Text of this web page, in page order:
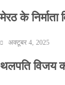
मेरठ के
अक्टूबर 4, 2025
थलपति विजय